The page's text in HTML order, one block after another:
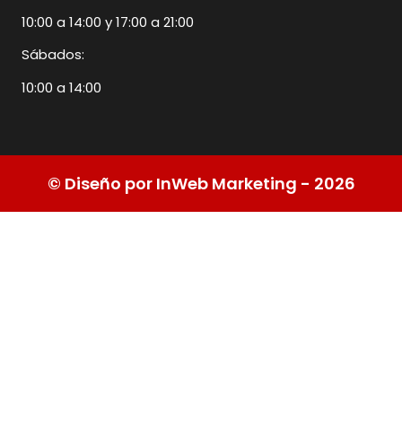
10:00 a 14:00 y 17:00 a 21:00
Sábados:
10:00 a 14:00
© Diseño por InWeb Marketing - 2026